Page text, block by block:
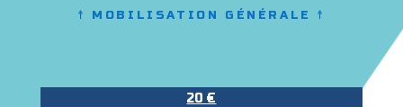
☨ MOBILISATION GÉNÉRALE ☨
20 €